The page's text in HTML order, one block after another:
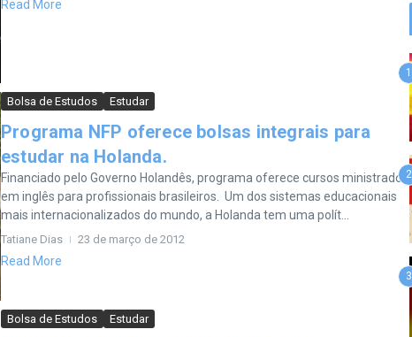
Read More
Bolsa de Estudos Estudar
Programa NFP oferece bolsas integrais para
estudar na Holanda.
Financiado pelo Governo Holandês, programa oferece cursos ministrados
em inglês para profissionais brasileiros. Um dos sistemas educacionais
mais internacionalizados do mundo, a Holanda tem uma polít...
Tatiane Dias 23 de março de 2012
Read More
Bolsa de Estudos Estudar
1
2
3